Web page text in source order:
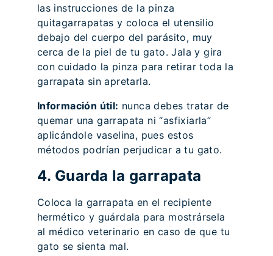
las instrucciones de la pinza
quitagarrapatas y coloca el utensilio
debajo del cuerpo del parásito, muy
cerca de la piel de tu gato. Jala y gira
con cuidado la pinza para retirar toda la
garrapata sin apretarla.
Información útil: nunca debes tratar de
quemar una garrapata ni “asfixiarla”
aplicándole vaselina, pues estos
métodos podrían perjudicar a tu gato.
4. Guarda la garrapata
Coloca la garrapata en el recipiente
hermético y guárdala para mostrársela
al médico veterinario en caso de que tu
gato se sienta mal.